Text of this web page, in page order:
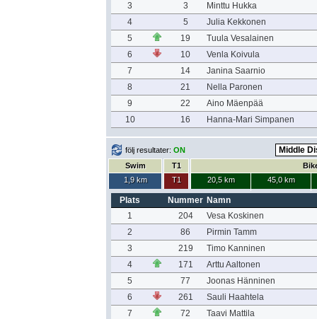
3
3
Minttu Hukka
4
5
Julia Kekkonen
5
19
Tuula Vesalainen
6
10
Venla Koivula
7
14
Janina Saarnio
8
21
Nella Paronen
9
22
Aino Mäenpää
10
16 Hanna-Mari Simpanen
följ resultater: ON
Swim
1,9 km
T1
T1
20,5 km
45,0 km
Plats Nummer Namn
1
204
Vesa Koskinen
2
86
Pirmin Tamm
3
219
Timo Kanninen
4
171
Arttu Aaltonen
5
77
Joonas Hänninen
6
261
Sauli Haahtela
7
72
Taavi Mattila